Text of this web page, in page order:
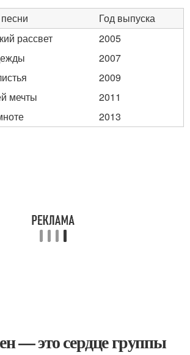
Год выпуска
рассвет
2005
2007
2009
мечты
2011
2013
— это сердце группы